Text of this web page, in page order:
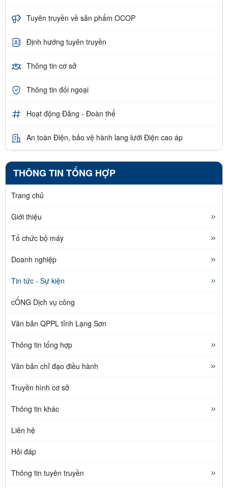
Tuyên truyền về sản phẩm OCOP
Định hướng tuyên truyền
Thông tin cơ sở
Thông tin đối ngoại
Hoạt động Đảng - Đoàn thể
An toàn Điện, bảo vệ hành lang lưới Điện cao áp
THÔNG TIN TỔNG HỢP
Trang chủ
Giới thiệu
Tổ chức bộ máy
Doanh nghiệp
Tin tức - Sự kiện
cỔNG Dịch vụ công
Văn bản QPPL tỉnh Lạng Sơn
Thông tin tổng hợp
Văn bản chỉ đạo điều hành
Truyền hình cơ sở
Thông tin khác
Liên hệ
Hỏi đáp
Thông tin tuyên truyền